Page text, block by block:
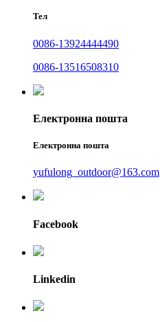
Тел
0086-13924444490
0086-13516508310
Електронна пошта
Електронна пошта
yufulong_outdoor@163.com
Facebook
Linkedin